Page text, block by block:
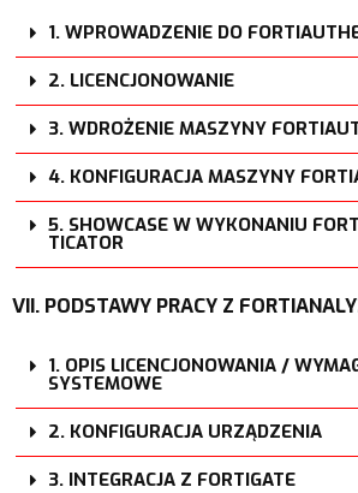
1. WPROWADZENIE DO
2. LICENCJONOWANIE
3. WDROŻENIE MASZYNY
4. KONFIGURACJA MASZYNY
5. SHOWCASE W WYKONANIU
TICATOR
VII. PODSTAWY PRACY Z
1. OPIS LICENCJONOWANIA /
SYSTEMOWE
2. KONFIGURACJA URZĄDZENIA
3. INTEGRACJA Z FORTIGATE